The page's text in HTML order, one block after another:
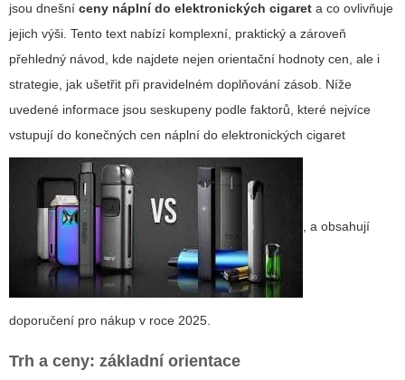
jsou dnešní ceny náplní do elektronických cigaret a co ovlivňuje
jejich výši. Tento text nabízí komplexní, praktický a zároveň
přehledný návod, kde najdete nejen orientační hodnoty cen, ale i
strategie, jak ušetřit při pravidelném doplňování zásob. Níže
uvedené informace jsou seskupeny podle faktorů, které nejvíce
vstupují do konečných cen náplní do elektronických cigaret
, a obsahují
doporučení pro nákup v roce 2025.
Trh a ceny: základní orientace